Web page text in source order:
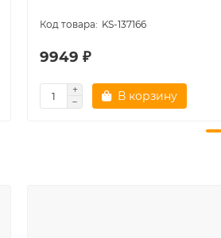
KS-137166
9949 ₽
В корзину